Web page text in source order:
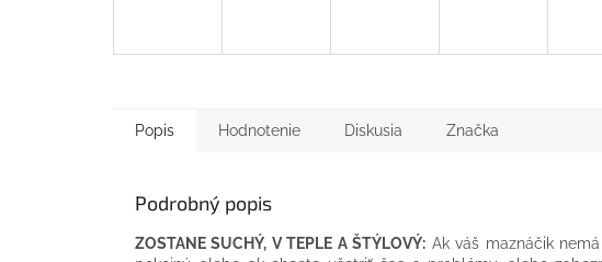
Popis Hodnotenie Diskusia Značka
Podrobný popis
ZOSTANE SUCHÝ, V TEPLE A ŠTÝLOVÝ: Ak váš maznáčik